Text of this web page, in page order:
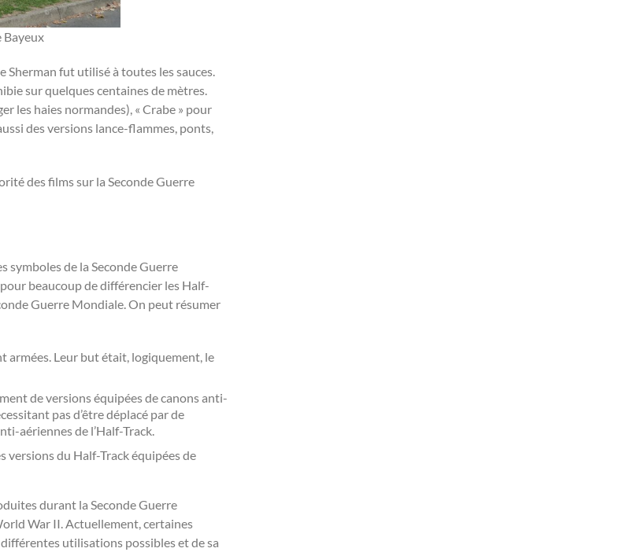
Bayeux
fut utilisé à toutes les sauces.
sur quelques centaines de mètres.
les haies normandes), « Crabe » pour
des versions lance-flammes, ponts,
des films sur la Seconde Guerre
symboles de la Seconde Guerre
beaucoup de différencier les Half-
Guerre Mondiale. On peut résumer
Leur but était, logiquement, le
de versions équipées de canons anti-
pas d’être déplacé par de
aériennes de l’Half-Track.
du Half-Track équipées de
durant la Seconde Guerre
War II. Actuellement, certaines
utilisations possibles et de sa